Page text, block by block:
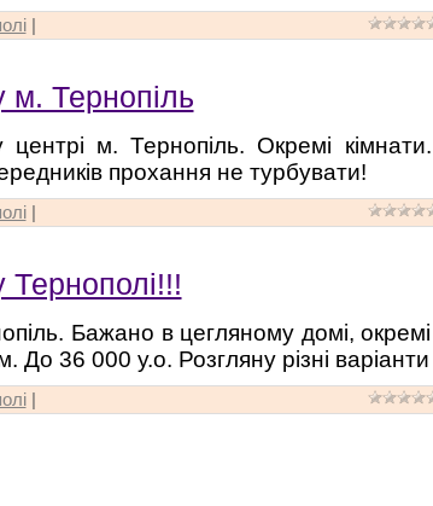
|
м. Тернопіль
м. Тернопіль. Окремі кімнати.
прохання не турбувати!
|
Тернополі!!!
Бажано в цегляному домі, окремі
До 36 000 у.о. Розгляну різні варіанти
|